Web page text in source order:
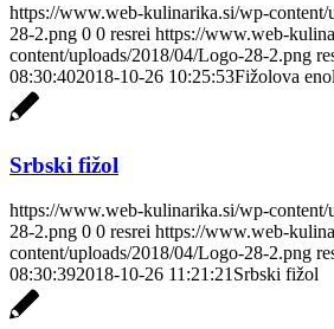
https://www.web-kulinarika.si/wp-content/
28-2.png 0 0 resrei https://www.web-
content/uploads/2018/04/Logo-28-2.png
08:30:402018-10-26 10:25:53Fižolova
Srbski fižol
https://www.web-kulinarika.si/wp-content/
28-2.png 0 0 resrei https://www.web-
content/uploads/2018/04/Logo-28-2.png
08:30:392018-10-26 11:21:21 Srbski fižol